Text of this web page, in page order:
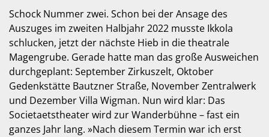
Schock Nummer zwei. Schon bei der Ansage des
Auszuges im zweiten Halbjahr 2022 musste Ikkola
schlucken, jetzt der nächste Hieb in die theatrale
Magengrube. Gerade hatte man das große Ausweichen
durchgeplant: September Zirkuszelt, Oktober
Gedenkstätte Bautzner Straße, November Zentralwerk
und Dezember Villa Wigman. Nun wird klar: Das
Societaetstheater wird zur Wanderbühne – fast ein
ganzes Jahr lang. »Nach diesem Termin war ich erst